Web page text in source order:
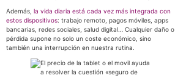
Además, la vida diaria está cada vez más integrada con
estos dispositivos: trabajo remoto, pagos móviles, apps
bancarias, redes sociales, salud digital… Cualquier daño o
pérdida supone no solo un coste económico, sino
también una interrupción en nuestra rutina.